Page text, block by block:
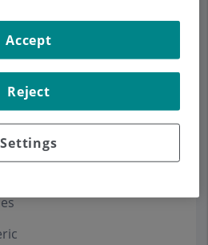
(RF) Continua
(QF Central)
Central)
o Infiltració (QF CMA)
Settings
Reject
Accept